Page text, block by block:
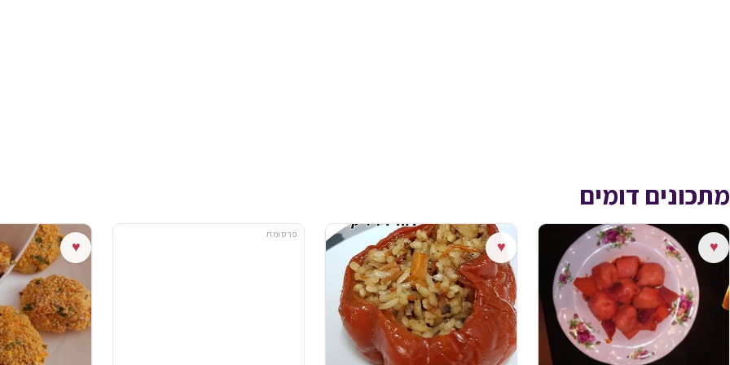
מתכונים דומים
♥
♥
פרסומת
♥